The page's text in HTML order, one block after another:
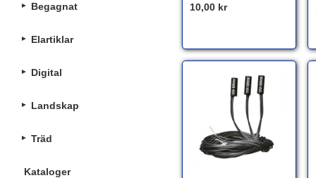
Begagnat
Elartiklar
Digital
Landskap
Träd
Kataloger
10,00 kr